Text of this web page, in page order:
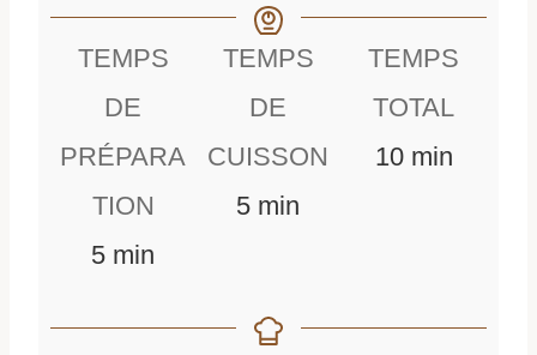
TEMPS
DE
PRÉPARA
TION
5mmin
TEMPS
DE
CUISSON
5mmin
TEMPS
TOTAL
10mmin